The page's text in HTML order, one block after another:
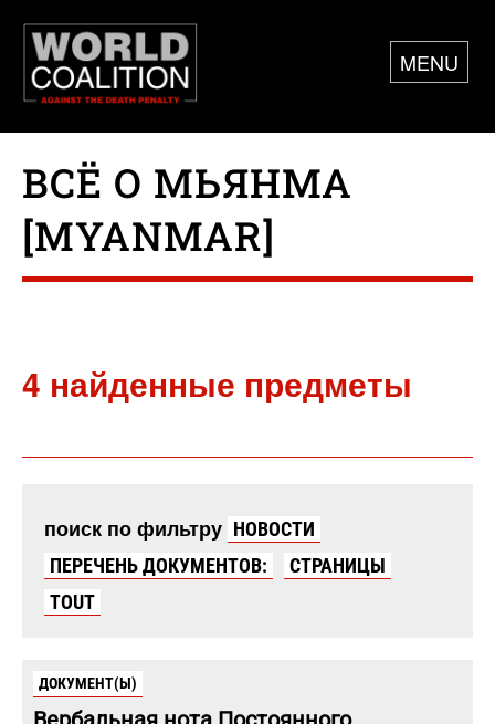
MENU
ВСЁ О МЬЯНМА
[MYANMAR]
4 найденные предметы
поиск по фильтру НОВОСТИ
ПЕРЕЧЕНЬ ДОКУМЕНТОВ:
СТРАНИЦЫ
TOUT
ДОКУМЕНТ(Ы)